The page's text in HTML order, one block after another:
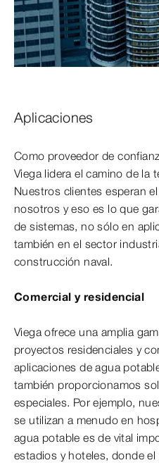
Aplicaciones
Como proveedor de
Viega lidera el camino de la
Nuestros clientes esperan
nosotros y eso es lo que
de sistemas, no sólo en
también en el sector
construcción naval.
Comercial y residencial
Viega ofrece una amplia
proyectos residenciales y
aplicaciones de agua
también proporcionamos
especiales. Por ejemplo,
se utilizan a menudo en
agua potable es de vital
estadios y hoteles, donde